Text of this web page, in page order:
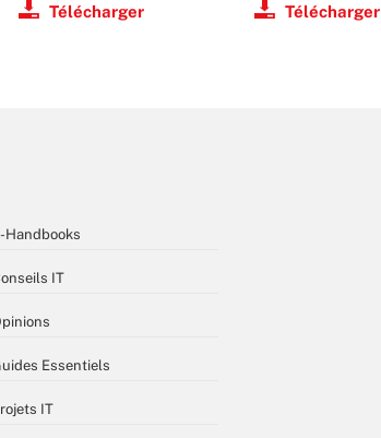
Télécharger Télécharger
Handbooks
IT
Essentiels
IT